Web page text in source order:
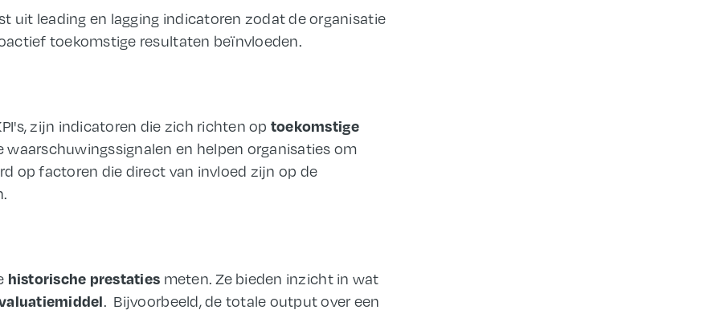
uit leading en lagging indicatoren zodat de organisatie
toekomstige resultaten beïnvloeden.
zijn indicatoren die zich richten op toekomstige
waarschuwingssignalen en helpen organisaties om
op factoren die direct van invloed zijn op de
historische prestaties meten. Ze bieden inzicht in wat
. Bijvoorbeeld, de totale output over een